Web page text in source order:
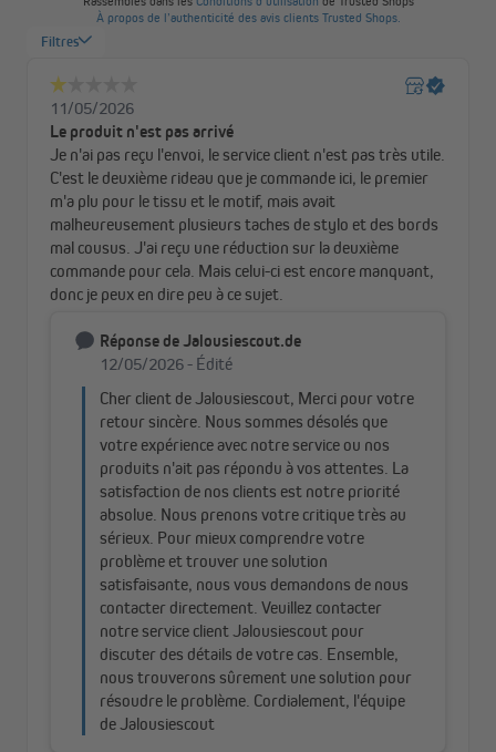
préserveront votre intimité tout en bloquant les regards
indiscrets
plonger votre espace de vie dans une atmosphère calme et
reposante.
En plus de leur élégance, notre rideau
performances énergetiques optimales. Il piégera l'air à intérieur
de la pièce de sorte à évacuer la chaleur en été et à l'emmagasiner
en hiver afin que vous puissiez profiter d'un confort sans
précédent quelle que soit la saison. Ilpermettra également
d'améliorer l'acoustiquedes pièces et d'isoler votre intérieur des
nuisances sonores extérieurs.
subtils, parfaitement pensés pour s’harmoniser avec tous les
styles d’intérieur. Que ce soit dans le salon, la chambre ou même
un bureau, ces teintes douces créent une atmosphère
chaleureuse, reposante et élégante.
En optant pour des tons naturels comme le beige, le blanc cassé
ou le gris perle, vous transformez instantanément votre pièce
en un véritable cocon de bien-être. Ces couleurs intemporelles
reflètent la lumière, agrandissent visuellement l’espace et
apportent une touche de sérénité au quotidien.
Idéal pour les amateurs de décoration épurée ou scandinave,
notre rideau devient plus qu’un simple accessoire : il est
l’élément clé d’une ambiance apaisante et sophistiquée. Laissez-
vous séduire par un intérieur à la fois chic et accueillant – un lieu
où il fait bon vivre, jour après jour.